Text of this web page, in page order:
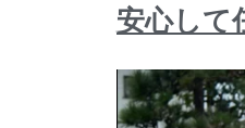
安心して